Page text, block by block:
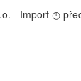
- Import ◷